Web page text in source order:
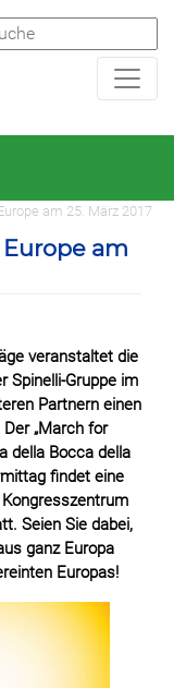
am 25. März 2017
am
veranstaltet die
Spinelli-Gruppe im
Partnern einen
„March for
della Bocca della
findet eine
Seien Sie dabei,
ganz Europa
Europas!